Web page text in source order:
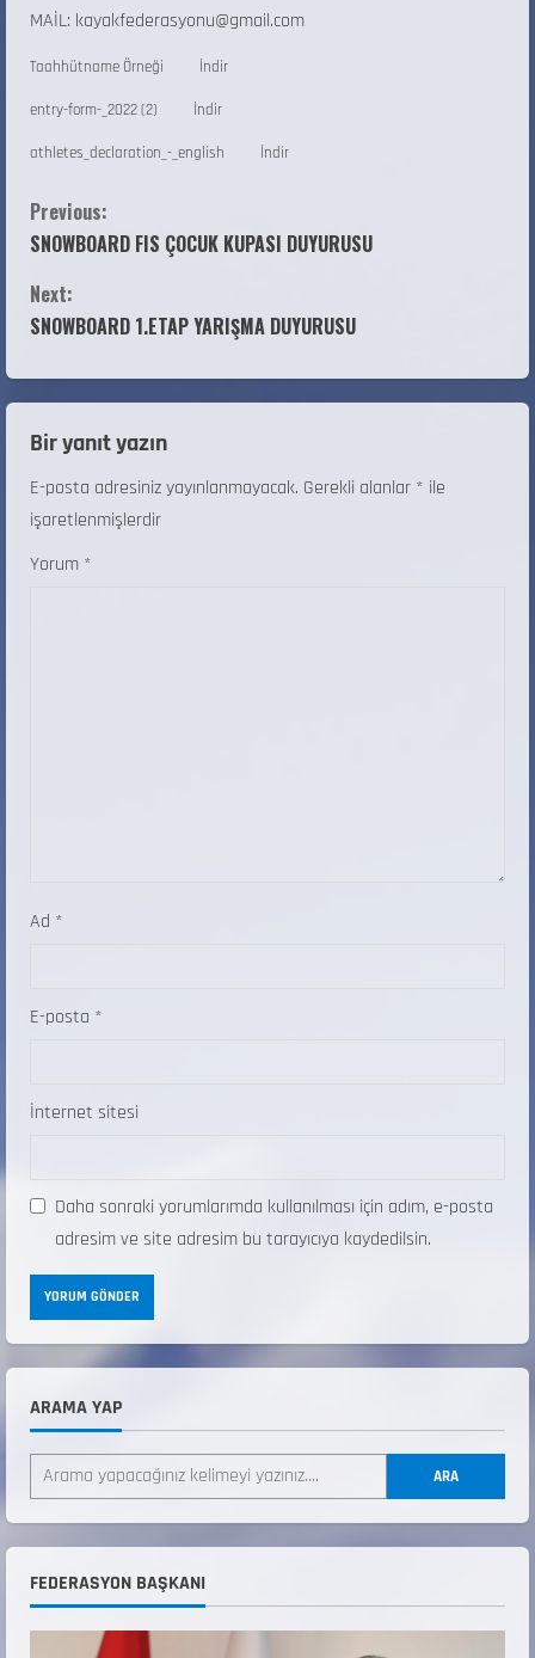
MAİL: kayakfederasyonu@gmail.com
Taahhütname Örneği İndir
entry-form-_2022 (2) İndir
athletes_declaration_-_english İndir
Previous:
SNOWBOARD FIS ÇOCUK KUPASI DUYURUSU
Next:
SNOWBOARD 1.ETAP YARIŞMA DUYURUSU
Bir yanıt yazın
E-posta adresiniz yayınlanmayacak. Gerekli alanlar * ile
işaretlenmişlerdir
Yorum *
Ad *
E-posta *
İnternet sitesi
Daha sonraki yorumlarımda kullanılması için adım, e-posta
adresim ve site adresim bu tarayıcıya kaydedilsin.
ARAMA YAP
ARA
FEDERASYON BAŞKANI
2
ŞAMPİYONASI
22 Temmuz 2026
3
ŞAMPİYONASI GÖREVLİ LİSTESİ